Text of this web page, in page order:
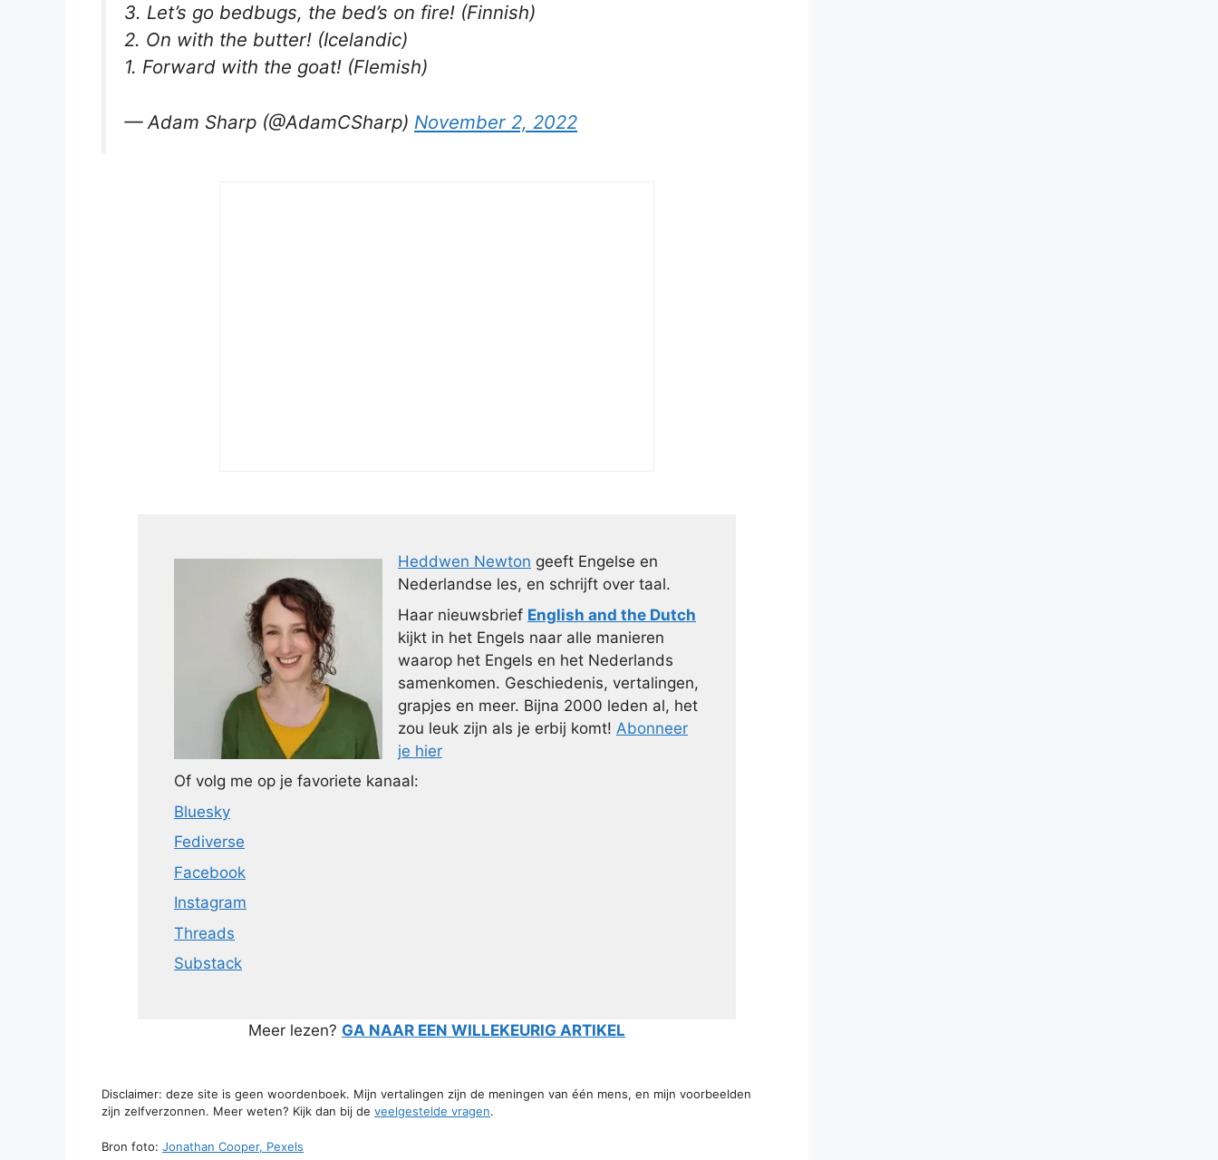
3. Let’s go bedbugs, the bed’s on fire! (Finnish)
2. On with the butter! (Icelandic)
1. Forward with the goat! (Flemish)
— Adam Sharp (@AdamCSharp) November 2, 2022
Heddwen Newton geeft Engelse en
Nederlandse les, en schrijft over taal.
Haar nieuwsbrief English and the Dutch
kijkt in het Engels naar alle manieren
waarop het Engels en het Nederlands
samenkomen. Geschiedenis, vertalingen,
grapjes en meer. Bijna 2000 leden al, het
zou leuk zijn als je erbij komt! Abonneer
je hier
Of volg me op je favoriete kanaal:
Bluesky
Fediverse
Facebook
Instagram
Threads
Substack
Meer lezen? GA NAAR EEN WILLEKEURIG ARTIKEL
Disclaimer: deze site is geen woordenboek. Mijn vertalingen zijn de meningen van één mens, en mijn voorbeelden
zijn zelfverzonnen. Meer weten? Kijk dan bij de veelgestelde vragen.
Bron foto: Jonathan Cooper, Pexels